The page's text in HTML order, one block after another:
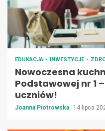
EDUKACJA INWESTYCJE
Nowoczesna
Podstawowej nr 1
uczniów!
Joanna Piotrowska 14 lipca